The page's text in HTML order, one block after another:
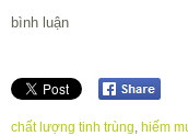
bình luận
chất lượng tinh trùng hiếm